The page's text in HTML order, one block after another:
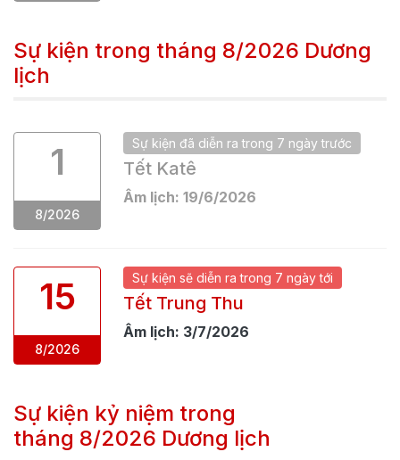
Sự kiện trong tháng 8/2026 Dương
lịch
1
8/2026
Sự kiện đã diễn ra trong 7 ngày trước
Tết Katê
Âm lịch: 19/6/2026
15
8/2026
Sự kiện sẽ diễn ra trong 7 ngày tới
Tết Trung Thu
Âm lịch: 3/7/2026
Sự kiện kỷ niệm trong
tháng 8/2026 Dương lịch